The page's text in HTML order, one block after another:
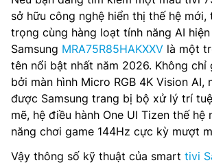
sở hữu công nghệ hiển thị thế hệ mới,
trọng cùng hàng loạt tính năng AI
Samsung MRA75R85HAKXXV là một
tên nổi bật nhất năm 2026. Không chỉ
bởi màn hình Micro RGB 4K Vision AI,
được Samsung trang bị bộ xử lý trí
mẽ, hệ điều hành One UI Tizen thế hệ
năng chơi game 144Hz cực kỳ mượt
Vậy thông số kỹ thuật của smart tivi